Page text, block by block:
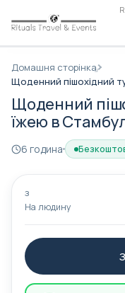
Домашня сторінка
Щоденний пішохідний
Щоденний
їжею в
6 година
з
На людину